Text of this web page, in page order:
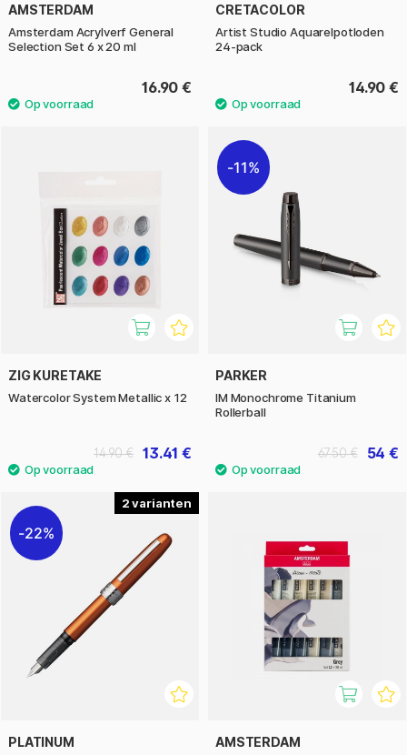
AMSTERDAM
Amsterdam Acrylverf General
Selection Set 6 x 20 ml
16.90 €
CRETACOLOR
Artist Studio Aquarelpotloden
24-pack
14.90 €
ZIG KURETAKE
Watercolor System Metallic x 12
13.41 €
14.90 €
11%
PARKER
IM Monochrome Titanium
Rollerball
54 €
67.50 €
2
22%
PLATINUM AMSTERDAM